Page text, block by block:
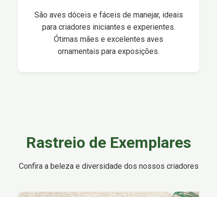
São aves dóceis e fáceis de manejar, ideais
para criadores iniciantes e experientes.
Ótimas mães e excelentes aves
ornamentais para exposições.
Rastreio de Exemplares
Confira a beleza e diversidade dos nossos criadores